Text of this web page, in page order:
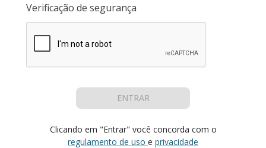
Verificação de segurança
ENTRAR
Clicando em "Entrar" você concorda com o
regulamento de uso e privacidade